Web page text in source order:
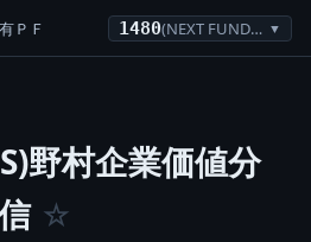
ＰＦ 1480 (NEXT FUNDS)野村企業価値分配指数上場投信 ▼
野村企業価値分
☆